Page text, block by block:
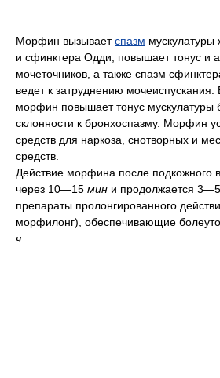
Морфин вызываетспазм
и сфинктера Одди, повышает тонус и
мочеточников, а также спазм
ведет к затруднению мочеиспускания.
морфин повышает тонус мускулатуры
склонности к бронхоспазму. Морфин
средств для наркоза, снотворных и
средств.
Действие морфина после подкожного
через 10—15 мин и продолжается 3—5
препараты пролонгированного
морфилонг), обеспечивающие
ч.